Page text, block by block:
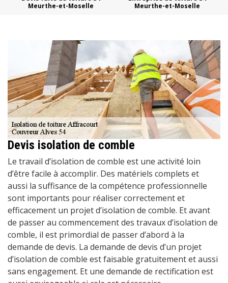
Meurthe-et-Moselle
Meurthe-et-Moselle
Devis isolation de comble
Le travail d’isolation de comble est une activité loin
d’être facile à accomplir. Des matériels complets et
aussi la suffisance de la compétence professionnelle
sont importants pour réaliser correctement et
efficacement un projet d’isolation de comble. Et avant
de passer au commencement des travaux d’isolation de
comble, il est primordial de passer d’abord à la
demande de devis. La demande de devis d’un projet
d’isolation de comble est faisable gratuitement et aussi
sans engagement. Et une demande de rectification est